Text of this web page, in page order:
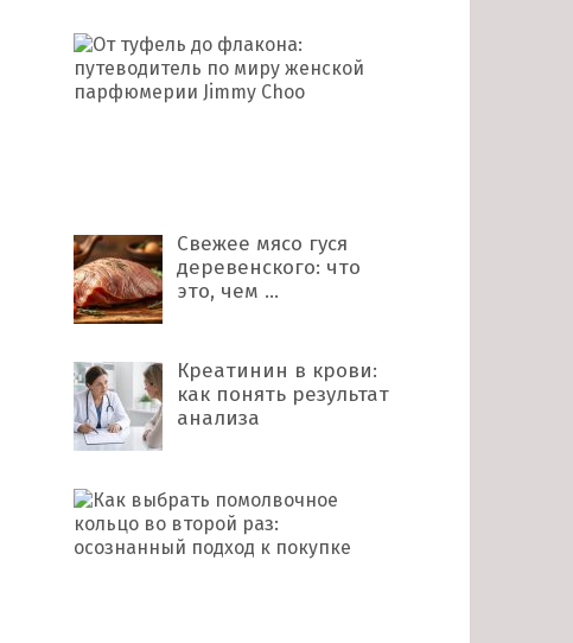
Свежее мясо гуся
деревенского: что
это, чем …
Креатинин в крови:
как понять результат
анализа